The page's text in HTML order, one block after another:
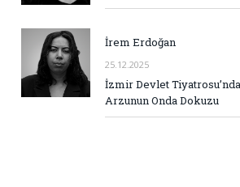
İrem Erdoğan
25.12.2025
İzmir Devlet
Arzunun Onda Dokuzu